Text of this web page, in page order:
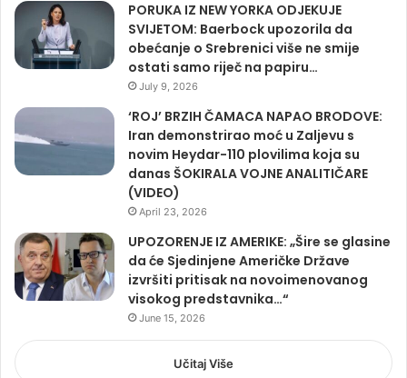
PORUKA IZ NEW YORKA ODJEKUJE
SVIJETOM: Baerbock upozorila da
obećanje o Srebrenici više ne smije
ostati samo riječ na papiru…
July 9, 2026
‘ROJ’ BRZIH ČAMACA NAPAO BRODOVE:
Iran demonstrirao moć u Zaljevu s
novim Heydar-110 plovilima koja su
danas ŠOKIRALA VOJNE ANALITIČARE
(VIDEO)
April 23, 2026
UPOZORENJE IZ AMERIKE: „Šire se glasine
da će Sjedinjene Američke Države
izvršiti pritisak na novoimenovanog
visokog predstavnika…“
June 15, 2026
Učitaj Više